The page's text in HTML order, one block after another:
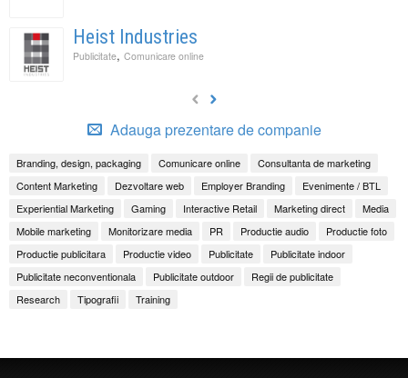
Heist Industries
Publicitate, Comunicare online
Adauga prezentare de companie
Branding, design, packaging Comunicare online
Consultanta de marketing
Content Marketing
Dezvoltare web Employer Branding
Evenimente / BTL
Experiential Marketing
Gaming Interactive Retail Marketing direct
Media
Mobile marketing
Monitorizare media PR Productie audio
Productie foto
Productie publicitara
Productie video Publicitate
Publicitate indoor
Publicitate neconventionala
Publicitate outdoor
Regii de publicitate
Research
Tipografii Training